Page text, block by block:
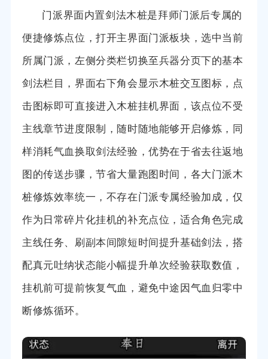
门派界面内置剑法木桩是拜师门派后专属的
便捷修炼点位，打开主界面门派板块，选中当前
所属门派，左侧分类栏切换至兵器分页下的基本
剑法栏目，界面右下角会显示木桩交互图标，点
击图标即可直接进入木桩挂机界面，该点位不受
主线章节进度限制，随时随地能够开启修炼，同
样消耗气血换取剑法经验，优势在于省去往返地
图的传送步骤，节省大量跑图时间，各大门派木
桩修炼效率统一，不存在门派专属经验加成，仅
作为日常碎片化挂机的补充点位，适合角色完成
主线任务、刷副本间隙短时间提升基础剑法，搭
配真元吐纳状态能小幅提升单次经验获取数值，
挂机前可提前恢复气血，避免中途因气血归零中
断修炼循环。